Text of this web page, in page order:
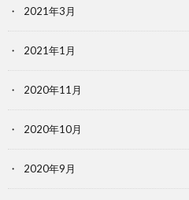
2021年3月
2021年1月
2020年11月
2020年10月
2020年9月